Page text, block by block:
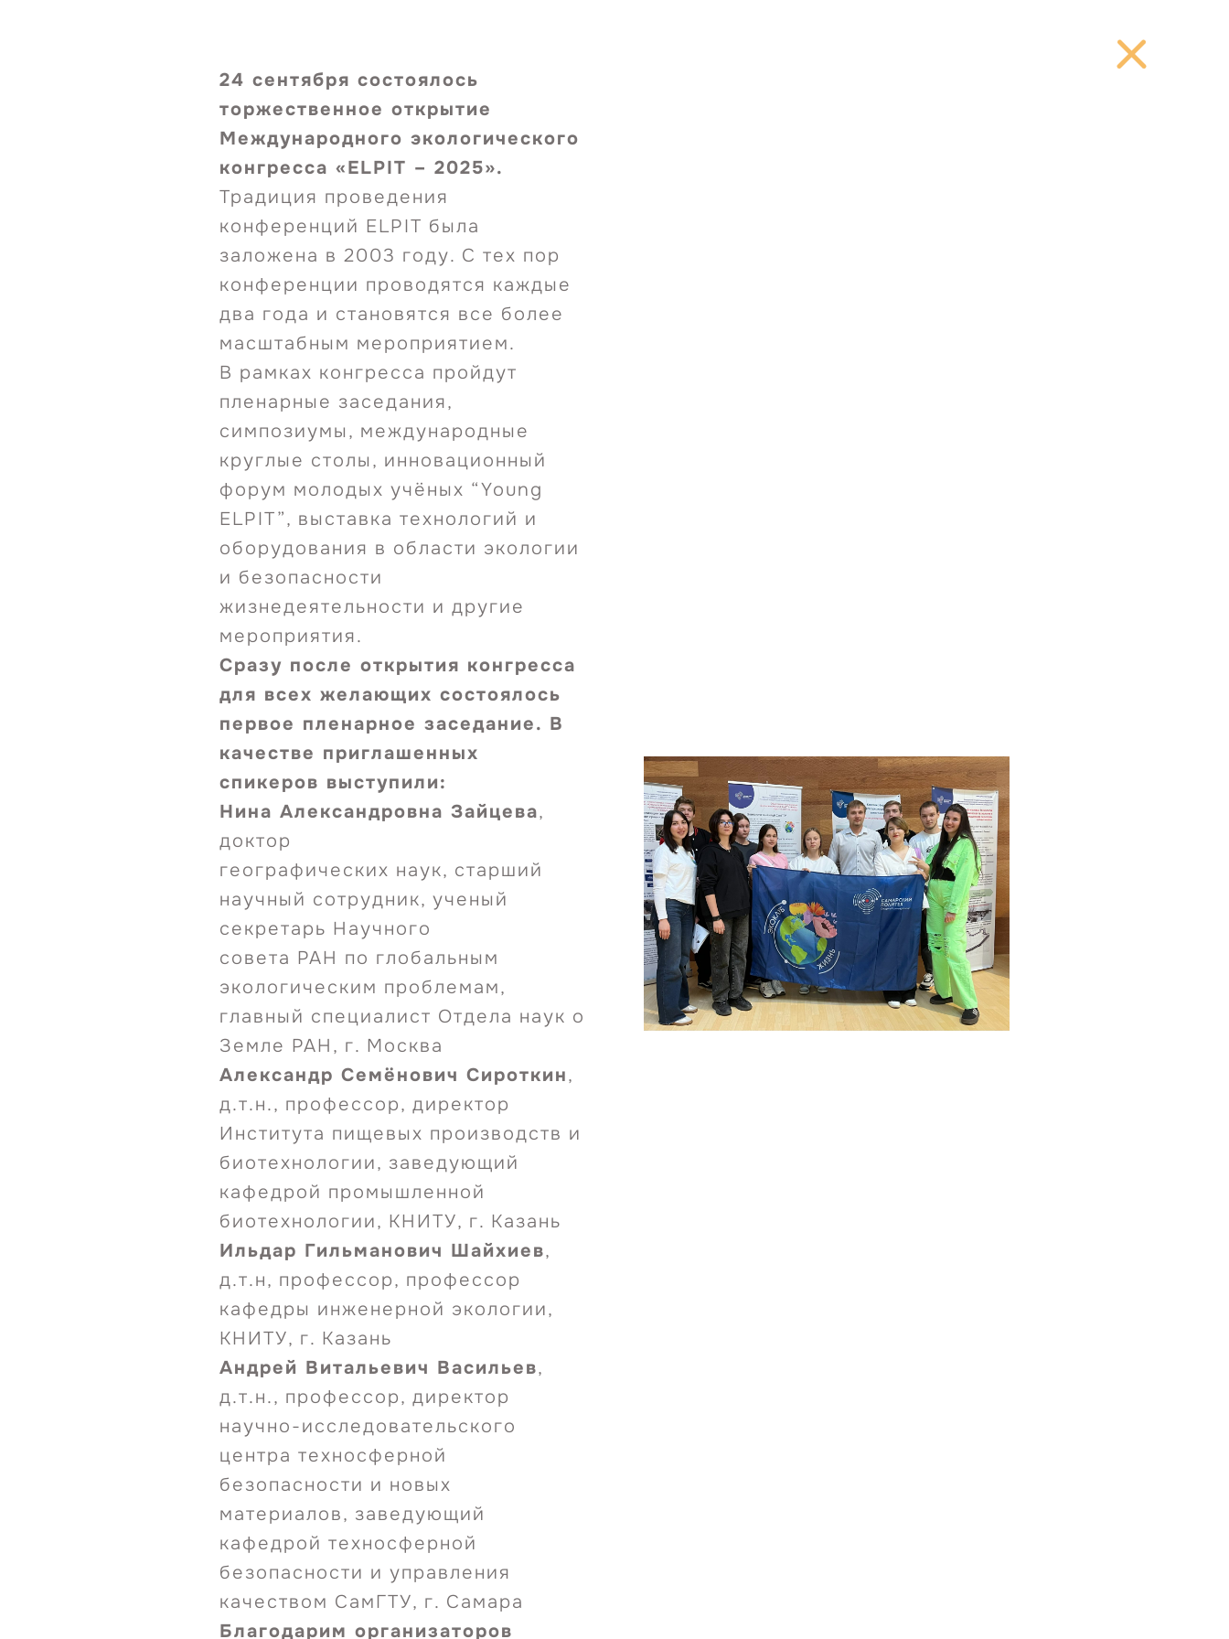
24 сентября состоялось
торжественное открытие
Международного экологического
конгресса «ELPIT – 2025».
Традиция проведения
конференций ELPIT была
заложена в 2003 году. С тех пор
конференции проводятся каждые
два года и становятся все более
масштабным мероприятием.
В рамках конгресса пройдут
пленарные заседания,
симпозиумы, международные
круглые столы, инновационный
форум молодых учёных “Young
ELPIT”, выставка технологий и
оборудования в области экологии
и безопасности
жизнедеятельности и другие
мероприятия.
Сразу после открытия конгресса
для всех желающих состоялось
первое пленарное заседание. В
качестве приглашенных
спикеров выступили:
Нина Александровна Зайцева,
доктор
географических наук, старший
научный сотрудник, ученый
секретарь Научного
совета РАН по глобальным
экологическим проблемам,
главный специалист Отдела наук о
Земле РАН, г. Москва
Александр Семёнович Сироткин,
д.т.н., профессор, директор
Института пищевых производств и
биотехнологии, заведующий
кафедрой промышленной
биотехнологии, КНИТУ, г. Казань
Ильдар Гильманович Шайхиев,
д.т.н, профессор, профессор
кафедры инженерной экологии,
КНИТУ, г. Казань
Андрей Витальевич Васильев,
д.т.н., профессор, директор
научно-исследовательского
центра техносферной
безопасности и новых
материалов, заведующий
кафедрой техносферной
безопасности и управления
качеством СамГТУ, г. Самара
Благодарим организаторов